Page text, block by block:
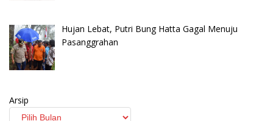
Hujan Lebat, Putri Bung Hatta Gagal Menuju
Pasanggrahan
Arsip